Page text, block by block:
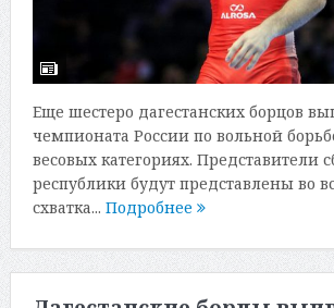
Еще шестеро дагестанских борцов
чемпионата России по вольной
весовых категориях. Представители
республики будут представлены во
схватка... Подробнее